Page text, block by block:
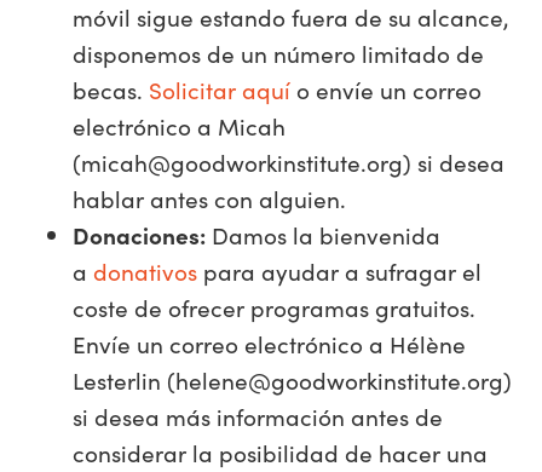
móvil sigue estando fuera de su alcance,
disponemos de un número limitado de
becas. Solicitar aquío envíe un correo
electrónico a Micah
(micah@goodworkinstitute.org) si desea
hablar antes con alguien.
Donaciones: Damos la bienvenida
a donativos para ayudar a sufragar el
coste de ofrecer programas gratuitos.
Envíe un correo electrónico a Hélène
Lesterlin (helene@goodworkinstitute.org)
si desea más información antes de
considerar la posibilidad de hacer una